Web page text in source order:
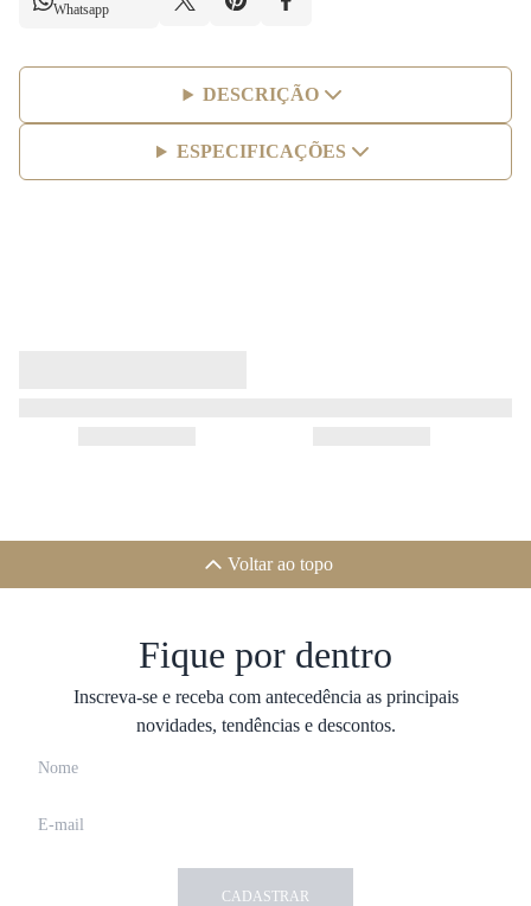
Whatsapp
DESCRIÇÃO
ESPECIFICAÇÕES
Voltar ao topo
Fique por dentro
Inscreva-se e receba com antecedência as principais
novidades, tendências e descontos.
CADASTRAR